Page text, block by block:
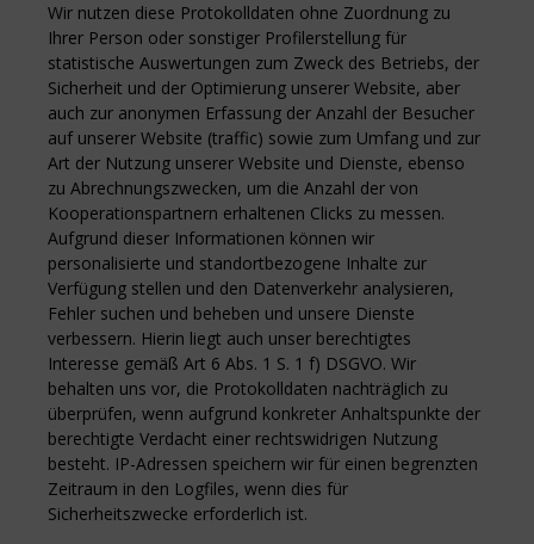
Wir nutzen diese Protokolldaten ohne Zuordnung zu
Ihrer Person oder sonstiger Profilerstellung für
statistische Auswertungen zum Zweck des Betriebs, der
Sicherheit und der Optimierung unserer Website, aber
auch zur anonymen Erfassung der Anzahl der Besucher
auf unserer Website (traffic) sowie zum Umfang und zur
Art der Nutzung unserer Website und Dienste, ebenso
zu Abrechnungszwecken, um die Anzahl der von
Kooperationspartnern erhaltenen Clicks zu messen.
Aufgrund dieser Informationen können wir
personalisierte und standortbezogene Inhalte zur
Verfügung stellen und den Datenverkehr analysieren,
Fehler suchen und beheben und unsere Dienste
verbessern. Hierin liegt auch unser berechtigtes
Interesse gemäß Art 6 Abs. 1 S. 1 f) DSGVO. Wir
behalten uns vor, die Protokolldaten nachträglich zu
überprüfen, wenn aufgrund konkreter Anhaltspunkte der
berechtigte Verdacht einer rechtswidrigen Nutzung
besteht. IP-Adressen speichern wir für einen begrenzten
Zeitraum in den Logfiles, wenn dies für
Sicherheitszwecke erforderlich ist.